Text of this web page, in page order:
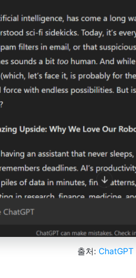
출처: ChatGPT